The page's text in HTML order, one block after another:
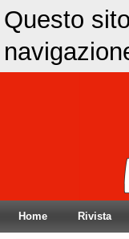
Questo
Home Rivista